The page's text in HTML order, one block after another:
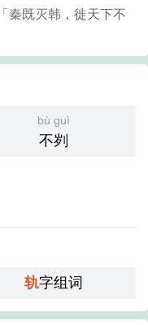
秦既灭韩，徙天下不
bù guì
不刿
轨字组词